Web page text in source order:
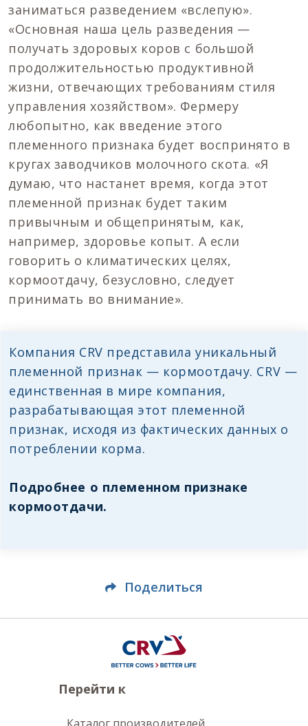
заниматься разведением «вслепую».
«Основная наша цель разведения —
получать здоровых коров с большой
продолжительностью продуктивной
жизни, отвечающих требованиям стиля
управления хозяйством». Фермеру
любопытно, как введение этого
племенного признака будет воспринято в
кругах заводчиков молочного скота. «Я
думаю, что настанет время, когда этот
племенной признак будет таким
привычным и общепринятым, как,
например, здоровье копыт. А если
говорить о климатических целях,
кормоотдачу, безусловно, следует
принимать во внимание».
Компания CRV представила уникальный
племенной признак — кормоотдачу. CRV —
единственная в мире компания,
разрабатывающая этот племенной
признак, исходя из фактических данных о
потреблении корма.
Подробнее о племенном признаке
кормоотдачи.
Поделиться
Перейти к